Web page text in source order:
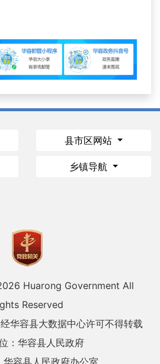
县市区网站
乡镇导航
Huarong Government All
Reserved
华容县大数据中心许可不得转载
：华容县人民政府